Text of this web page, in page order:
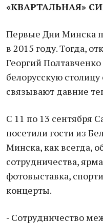
«КВАРТАЛЬНАЯ»
Первые Дни Минска
в 2015 году. Тогда,
Георгий
белорусскую
связывают давние
С 11 по 13 сентября
посетили гости из
Минска, как всегда,
сотрудничества,
фотовыставка,
концерты.
- Сотрудничество